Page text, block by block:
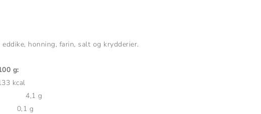
eddike, honning, farin, salt og krydderier.
g:
kcal
g
0,1 g